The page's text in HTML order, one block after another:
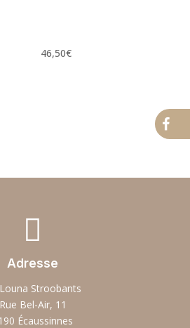
46,50€

Adresse
Stroobants
Rue Bel-Air, 11
Écaussinnes